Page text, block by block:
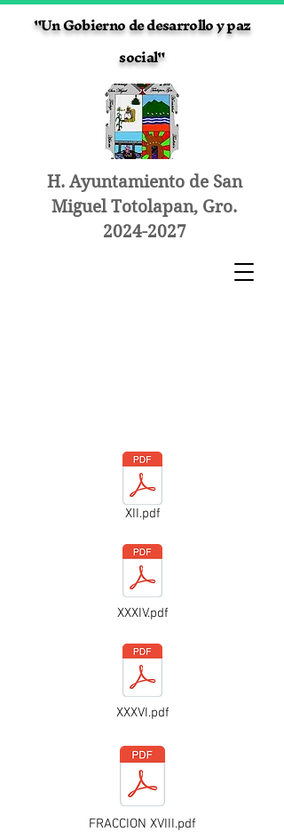
H. Ayuntamiento de San
Miguel Totolapan, Gro.
2024-2027
"Un Gobierno de desarrollo y paz
social"
XII.pdf
XXXIV.pdf
XXXVI.pdf
FRACCION XVIII.pdf